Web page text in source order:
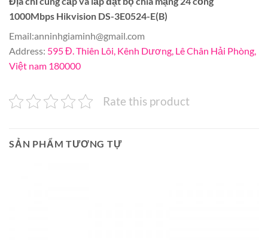
1000Mbps Hikvision DS-3E0524-E(B)
Email:anninhgiaminh@gmail.com
Address: 595 Đ. Thiên Lôi, Kênh Dương, Lê Chân Hải Phòng,
Việt nam 180000
Rate this product
SẢN PHẨM TƯƠNG TỰ